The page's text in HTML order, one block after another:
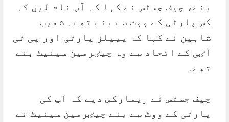
بنے، چیف جسٹس نے کہا کہ آپ نام لیں کہ
کس پارٹی کے ووٹ سے بنے تھے۔ شعیب
شاہین نے کہا کہ پیپلز پارٹی اور پی ٹی
آٸی کے اتحاد سے وہ چیٸرمین سینیٹ بنے
تھے۔
چیف جسٹس نے ریمارکس دیے کہ آپ کی
پارٹی کے ووٹ سے بنے چیٸرمین سینیٹ نے